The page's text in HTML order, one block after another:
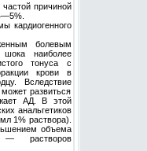
причиной
кардиогенного
болевым
шока наиболее
тонуса с
крови в
Вследствие
развиться
АД. В этой
анальгетиков
1% раствора).
объема
— растворов